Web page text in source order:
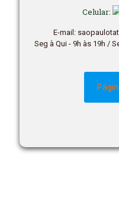
Celular:
E-mail:
Seg à Qui - 9h às 19h /